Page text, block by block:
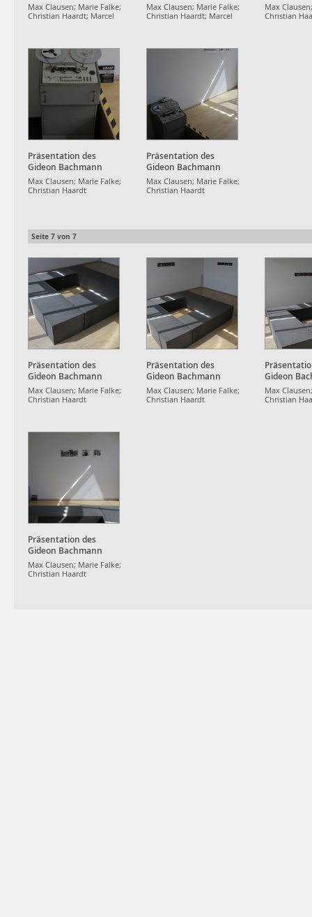
Max Clausen; Marie Falke;
Christian Haardt; Marcel
Max Clausen; Marie Falke;
Christian Haardt; Marcel
Max
Christian
Präsentation des
Gideon Bachmann
Archivs
Max Clausen; Marie Falke;
Christian Haardt
Präsentation des
Gideon Bachmann
Archivs
Max Clausen; Marie Falke;
Christian Haardt
Seite 7 von 7
Präsentation des
Gideon Bachmann
Archivs
Max Clausen; Marie Falke;
Christian Haardt
Präsentation des
Gideon Bachmann
Archivs
Max Clausen; Marie Falke;
Christian Haardt
Gideon
Archivs
Max
Christian
Präsentation des
Gideon Bachmann
Archivs
Max Clausen; Marie Falke;
Christian Haardt